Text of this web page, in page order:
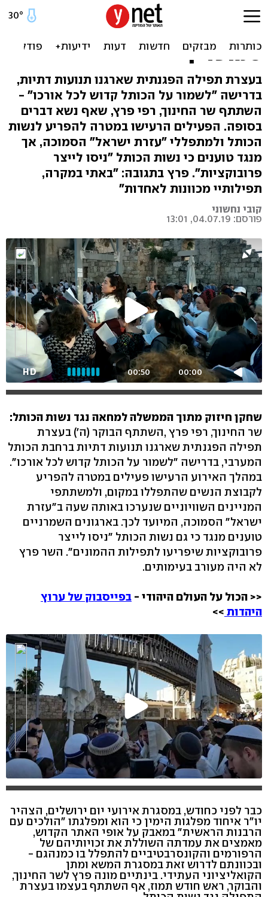
שר החינוך הגיע למחאה נגד
נשות הכותל: "מריונטה של
סמוטריץ'"
בעצרת תפילה הפגנתית שארגנו תנועות דתיות,
בדרישה "לשמור על הכותל קדוש לכל אורכו" -
השתתף שר החינוך, רפי פרץ, שאף נשא דברים
בסופה. הפעילים הרעישו במטרה להפריע לנשות
הכותל ולמתפללי "עזרת ישראל" הסמוכה, אך
מנגד טוענים כי נשות הכותל "ניסו לייצר
פרובוקציות". פרץ בתגובה: "באתי במקרה,
תפילותיי מכוונות לאחדות"
קובי נחשוני
פורסם: 04.07.19, 13:01
00:00
00:50
HD
שחקן חיזוק מתוך הממשלה למחאה נגד נשות הכותל:
שר החינוך, רפי פרץ ,השתתף הבוקר (ה') בעצרת
תפילה הפגנתית שארגנו תנועות דתיות ברחבת הכותל
המערבי, בדרישה "לשמור על הכותל קדוש לכל אורכו".
במהלך האירוע הרעישו פעילים במטרה להפריע
לקבוצת הנשים שהתפללו במקום, ולמשתתפי
המניינים השוויוניים שנערכו באותה שעה ב"עזרת
ישראל" הסמוכה, המיועד לכך. בארגונים השמרניים
טוענים מנגד כי גם נשות הכותל "ניסו לייצר
פרובוקציות שיפריעו לתפילות ההמונים". השר פרץ
לא היה מעורב בעימותים.
<< הכול על העולם היהודי - בפייסבוק של ערוץ
היהדות >>
כבר לפני כחודש, במסגרת אירועי יום ירושלים, הצהיר
יו"ר איחוד מפלגות הימין כי הוא ומפלגתו "הולכים עם
הרבנות הראשית" במאבק על אופי האתר הקדוש,
מאמצים את עמדתה השוללת את זכויותיהם של
הרפורמים והקונסרבטיביים להתפלל בו כמנהגם -
ובכוונתם לדרוש זאת במסגרת המשא ומתן
הקואליציוני העתידי. בינתיים מונה פרץ לשר החינוך,
והבוקר, ראש חודש תמוז, אף השתתף בעצמו בעצרת